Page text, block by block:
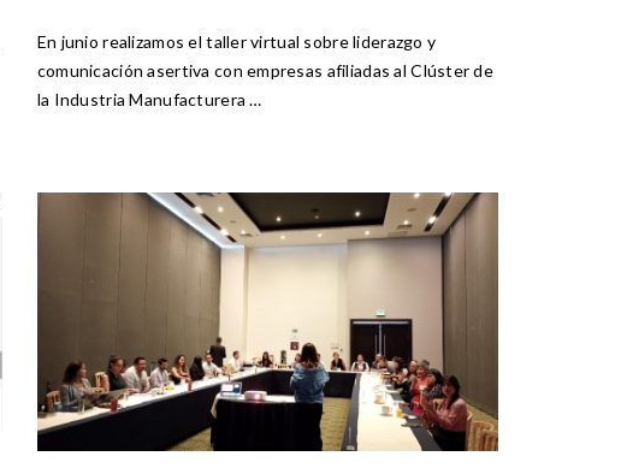
En junio realizamos el taller virtual sobre liderazgo y
comunicación asertiva con empresas afiliadas al Clúster de
la Industria Manufacturera …